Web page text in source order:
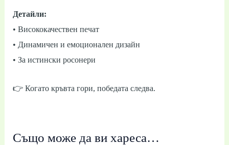
Детайли:
• Висококачествен печат
• Динамичен и емоционален дизайн
• За истински росонери
👉 Когато кръвта гори, победата следва.
Също може да ви хареса…